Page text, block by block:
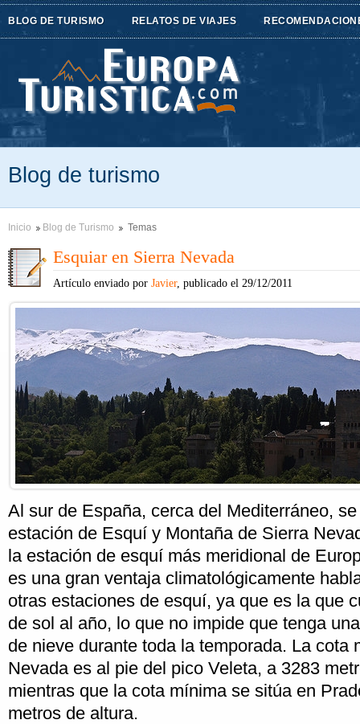
BLOG DE TURISMO RELATOS DE VIAJES
Blog de turismo
Inicio Blog de Turismo Temas
Esquiar en Sierra Nevada
Artículo enviado por Javier, publicado el 29/12/2011
Al sur de España, cerca del Mediterráneo,
estación de Esquí y Montaña de Sierra
la estación de esquí más meridional de
es una gran ventaja climatológicamente
otras estaciones de esquí, ya que es la que
de sol al año, lo que no impide que tenga
de nieve durante toda la temporada. La cota
Nevada es al pie del pico Veleta, a 3283
mientras que la cota mínima se sitúa en
metros de altura.